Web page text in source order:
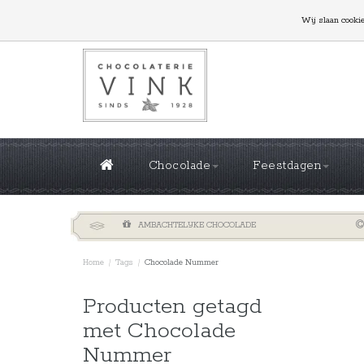
GROTE OPLAGES NODIG? NEEM CONTACT MET
Chocolade Feestdagen
AMBACHTELIJKE CHOCOLADE
Home / Tags / Chocolade Nummer
Producten getagd
met Chocolade
Nummer
Wij slaan